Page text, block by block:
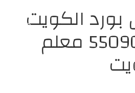
الكويت
هاتف 55090348 معلم